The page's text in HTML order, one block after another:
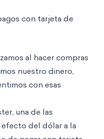
con tarjeta de
al hacer compras
nuestro dinero,
con esas
una de las
del dólar a la